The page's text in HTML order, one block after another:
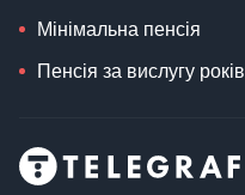
Мінімальна пенсія
Пенсія за вислугу років